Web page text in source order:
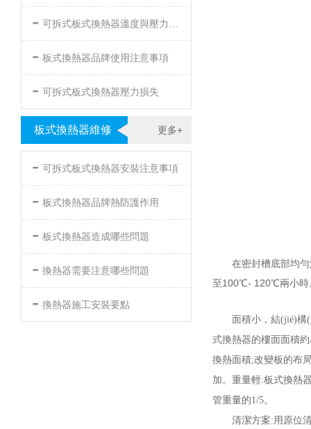
- 可拆式板式換熱器溫度與壓力的要求
- 板式換熱器品牌使用注意事項
- 可拆式板式換熱器壓力損失
更多+
板式換熱器維修
- 可拆式板式換熱器安裝注意事項
- 板式換熱器品牌熱防護作用
- 板式換熱器造成哪些問題
- 換熱器需要注意哪些問題
- 換熱器施工安裝要點
在密封槽底部均勻
至100℃- 120℃兩小時
面積小，結
式換熱器的樓面面積
換熱面積;改變板的布
加。重量輕:板式換
管重量的1/5。
清潔方案:用原位